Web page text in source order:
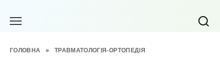
ГОЛОВНА » ТРАВМАТОЛОГІЯ-ОРТОПЕДІЯ